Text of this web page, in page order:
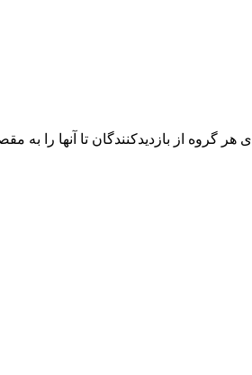
گروه از بازدیدکنندگان تا آنها را به